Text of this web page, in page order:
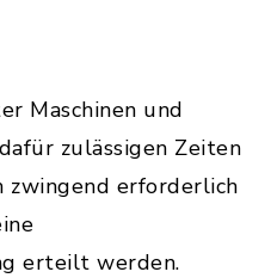
Maschinen und
zulässigen Zeiten
zwingend erforderlich
erteilt werden.